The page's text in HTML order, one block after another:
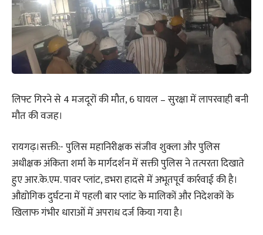
लिफ्ट गिरने से 4 मजदूरों की मौत, 6 घायल – सुरक्षा में लापरवाही बनी
मौत की वजह।
रायगढ़।सक्ती:- पुलिस महानिरीक्षक संजीव शुक्ला और पुलिस
अधीक्षक अंकिता शर्मा के मार्गदर्शन में सक्ती पुलिस ने तत्परता दिखाते
हुए आर.के.एम. पावर प्लांट, डभरा हादसे में अभूतपूर्व कार्रवाई की है।
औद्योगिक दुर्घटना में पहली बार प्लांट के मालिकों और निदेशकों के
खिलाफ गंभीर धाराओं में अपराध दर्ज किया गया है।